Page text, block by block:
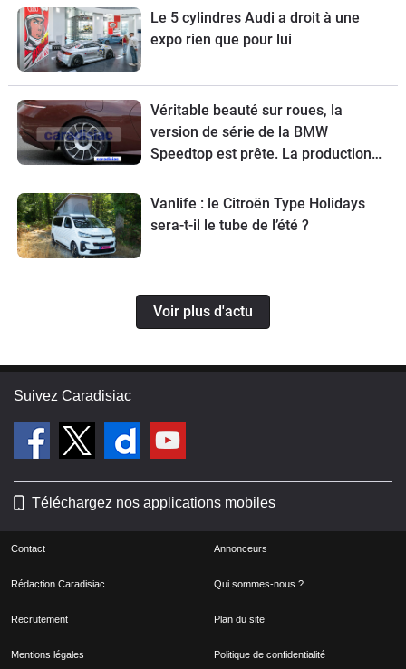
Le 5 cylindres Audi a droit à une
expo rien que pour lui
Véritable beauté sur roues, la
version de série de la BMW
Speedtop est prête. La production
de ce break de chasse sera limitée à
70 exemplaires.
Vanlife : le Citroën Type Holidays
sera-t-il le tube de l’été ?
Voir plus d'actu
Suivez Caradisiac
Téléchargez nos applications mobiles
Contact Annonceurs
Rédaction Caradisiac Qui sommes-nous ?
Recrutement Plan du site
Mentions légales Politique de confidentialité